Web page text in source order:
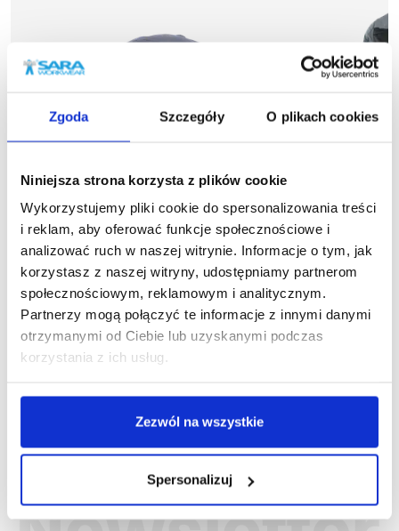
Zgoda Szczegóły O plikach cookies
Niniejsza strona korzysta z plików cookie
Wykorzystujemy pliki cookie do spersonalizowania treści
i reklam, aby oferować funkcje społecznościowe i
analizować ruch w naszej witrynie. Informacje o tym, jak
korzystasz z naszej witryny, udostępniamy partnerom
społecznościowym, reklamowym i analitycznym.
Partnerzy mogą połączyć te informacje z innymi danymi
otrzymanymi od Ciebie lub uzyskanymi podczas
korzystania z ich usług.
Zezwól na wszystkie
Spersonalizuj
więcej
1-14-620
Czapka letnia COMFORT PLUS
24,35 zł brutto
Polecane
Kurtka